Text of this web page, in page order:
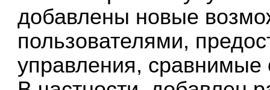
добавлены новые
пользователями,
управления,